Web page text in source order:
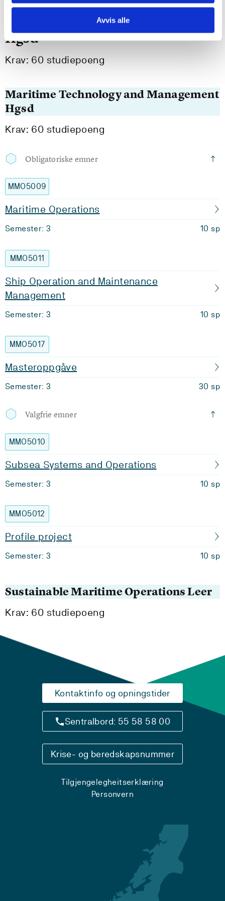
Avvis alle
Offshore and Subsea Operations
Hgsd
Krav: 60 studiepoeng
Maritime Technology and Management
Hgsd
Krav: 60 studiepoeng
Obligatoriske emner
MMO5009
Maritime Operations
Semester: 3 10 sp
MMO5011
Ship Operation and Maintenance
Management
Semester: 3 10 sp
MMO5017
Masteroppgåve
Semester: 3 30 sp
Valgfrie emner
MMO5010
Subsea Systems and Operations
Semester: 3 10 sp
MMO5012
Profile project
Semester: 3 10 sp
Sustainable Maritime Operations Leer
Krav: 60 studiepoeng
Kontaktinfo og opningstider
Sentralbord: 55 58 58 00
Krise- og beredskapsnummer
Tilgjengelegheitserklæring
Personvern